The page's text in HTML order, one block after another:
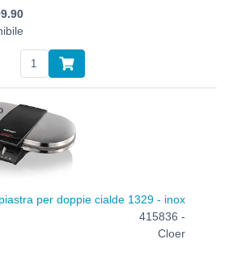
per doppie cialde 1329 - inox
415836 -
Cloer